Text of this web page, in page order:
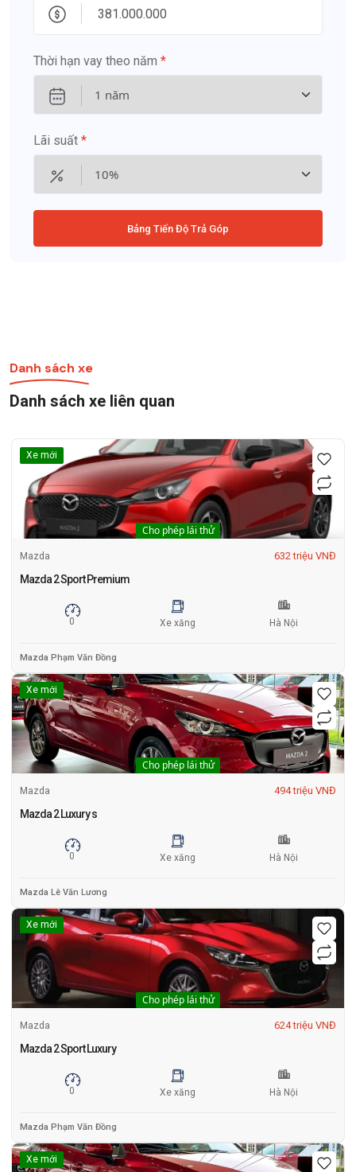
Thời hạn vay theo năm *
Lãi suất *
Bảng Tiến Độ Trả Góp
Danh sách xe
Danh sách xe liên quan
Xe mới
Cho phép lái thử
Mazda 632 triệu VNĐ
Mazda 2 Sport Premium
0 Xe xăng Hà Nội
Mazda Phạm Văn Đồng
Xe mới
Cho phép lái thử
Mazda 494 triệu VNĐ
Mazda 2 Luxury s
0 Xe xăng Hà Nội
Mazda Lê Văn Lương
Xe mới
Cho phép lái thử
Mazda 624 triệu VNĐ
Mazda 2 Sport Luxury
0 Xe xăng Hà Nội
Mazda Phạm Văn Đồng
Xe mới